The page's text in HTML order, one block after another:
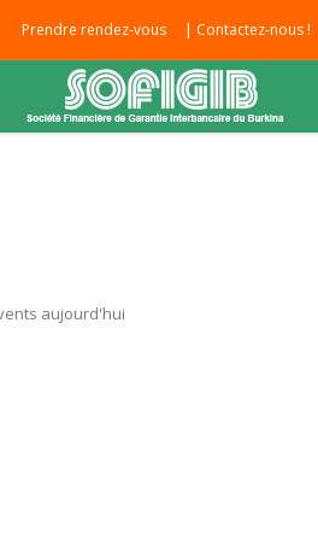
Prendre rendez-vous | Contactez-nous !
aujourd'hui